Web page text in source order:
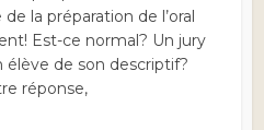
de la préparation de l’oral
Est-ce normal? Un jury
élève de son descriptif?
réponse,